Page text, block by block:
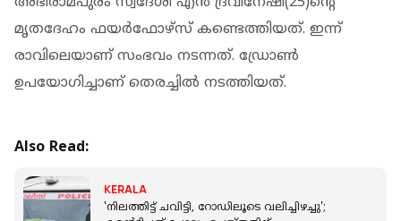
മൃതദേഹം ഫയര്‍ഫോഴ്‌സ് കണ്ടെത്തിയത്. ഇന്ന്
രാവിലെയാണ് സംഭവം നടന്നത്. ഡ്രോണ്‍
ഉപയോഗിച്ചാണ് തെരച്ചില്‍ നടത്തിയത്.
Also Read:
KERALA
'നിലത്തിട്ട് ചവിട്ടി, റോഡിലൂടെ വലിച്ചിഴച്ചു';